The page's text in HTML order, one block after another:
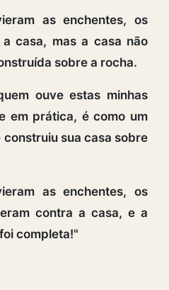
as enchentes, os
casa, mas a casa não
sobre a rocha.
ouve estas minhas
em prática, é como um
construiu sua casa sobre
as enchentes, os
contra a casa, e a
completa!"